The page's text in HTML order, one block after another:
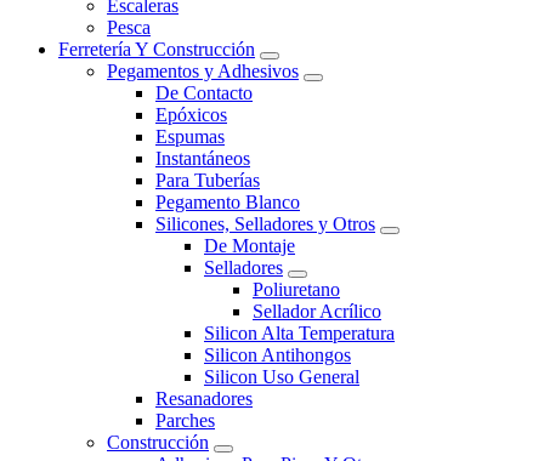
Escaleras
Pesca
Ferretería Y Construcción
Pegamentos y Adhesivos
De Contacto
Epóxicos
Espumas
Instantáneos
Para Tuberías
Pegamento Blanco
Silicones, Selladores y Otros
De Montaje
Selladores
Poliuretano
Sellador Acrílico
Silicon Alta Temperatura
Silicon Antihongos
Silicon Uso General
Resanadores
Parches
Construcción